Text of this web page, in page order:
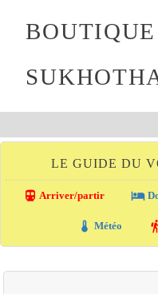
LE GUIDE DU
directions_transit Arriver/partir local_hotel
thermostat Météo